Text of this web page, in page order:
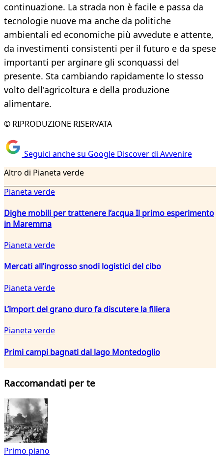
continuazione. La strada non è facile e passa da
tecnologie nuove ma anche da politiche
ambientali ed economiche più avvedute e attente,
da investimenti consistenti per il futuro e da spese
importanti per arginare gli sconquassi del
presente. Sta cambiando rapidamente lo stesso
volto dell'agricoltura e della produzione
alimentare.
© RIPRODUZIONE RISERVATA
Seguici anche su Google Discover di Avvenire
Altro di Pianeta verde
Pianeta verde
Dighe mobili per trattenere l’acqua Il primo esperimento
in Maremma
Pianeta verde
Mercati all’ingrosso snodi logistici del cibo
Pianeta verde
L’import del grano duro fa discutere la filiera
Pianeta verde
Primi campi bagnati dal lago Montedoglio
Raccomandati per te
Primo piano